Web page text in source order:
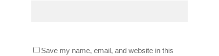
Save my name, email, and website in this